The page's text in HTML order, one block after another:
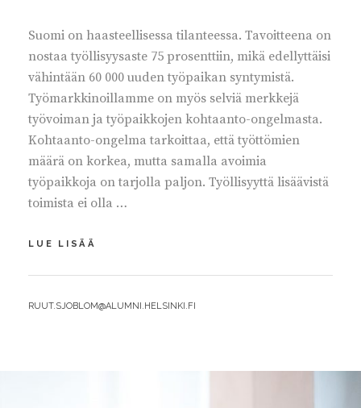
Suomi on haasteellisessa tilanteessa. Tavoitteena on
nostaa työllisyysaste 75 prosenttiin, mikä edellyttäisi
vähintään 60 000 uuden työpaikan syntymistä.
Työmarkkinoillamme on myös selviä merkkejä
työvoiman ja työpaikkojen kohtaanto-ongelmasta.
Kohtaanto-ongelma tarkoittaa, että työttömien
määrä on korkea, mutta samalla avoimia
työpaikkoja on tarjolla paljon. Työllisyyttä lisäävistä
toimista ei olla …
LUE LISÄÄ
RATKAISUJA
BY
RUUT.SJOBLOM@ALUMNI.HELSINKI.FI